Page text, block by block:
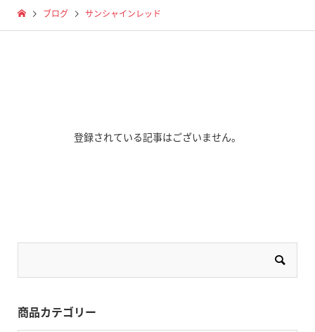
ブログ サンシャインレッド
登録されている記事はございません。
商品カテゴリー